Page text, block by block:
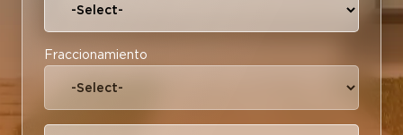
Fraccionamiento